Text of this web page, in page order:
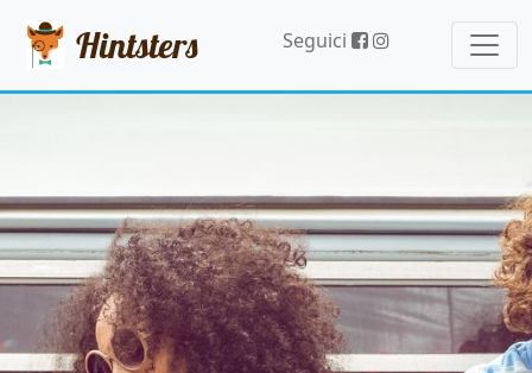
Hintsters Seguici